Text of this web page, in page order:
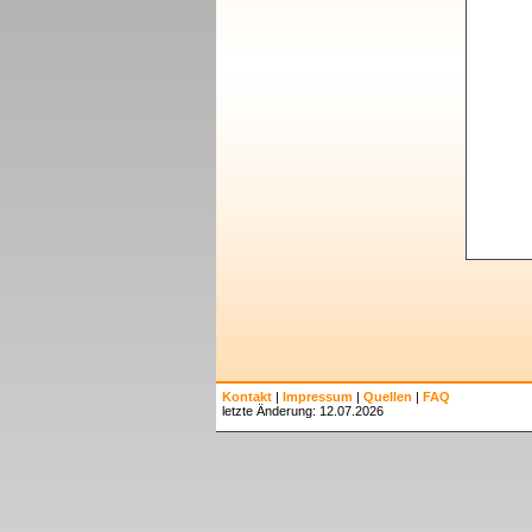
Kontakt | Impressum | Quellen | FAQ
letzte Änderung: 12.07.2026